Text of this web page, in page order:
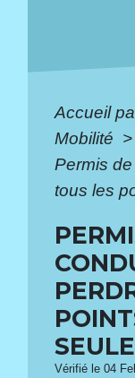
Accueil
Mobilité >
Permis
tous les
Vérifié le 04